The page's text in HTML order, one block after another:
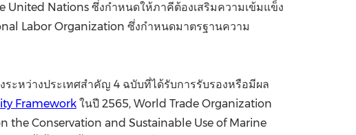
Nations ซึ่งกำหนดให้ภาคีต้องเสริมความเข้มแข็ง
Labor Organization ซึ่งกำหนดมาตรฐานความ
ะหว่างประเทศสำคัญ 4 ฉบับที่ได้รับการรับรองหรือมีผล
Framework ในปี 2565, World Trade Organization
Conservation and Sustainable Use of Marine